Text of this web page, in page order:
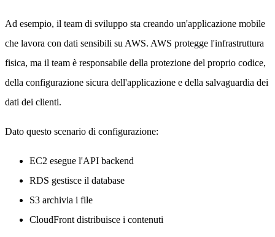
Ad esempio, il team di sviluppo sta creando un'applicazione mobile
che lavora con dati sensibili su AWS. AWS protegge l'infrastruttura
fisica, ma il team è responsabile della protezione del proprio codice,
della configurazione sicura dell'applicazione e della salvaguardia dei
dati dei clienti.
Dato questo scenario di configurazione:
EC2 esegue l'API backend
RDS gestisce il database
S3 archivia i file
CloudFront distribuisce i contenuti